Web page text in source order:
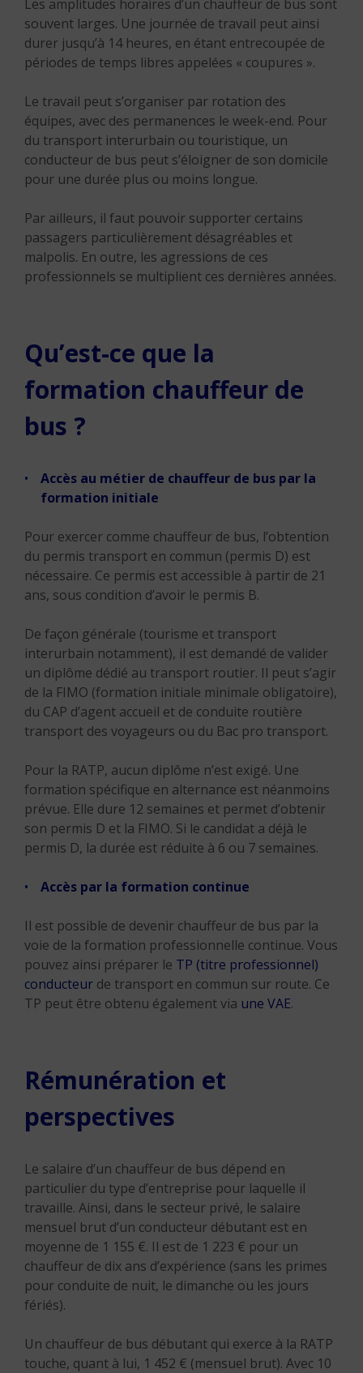
Les amplitudes horaires d’un chauffeur de bus sont
souvent larges. Une journée de travail peut ainsi
durer jusqu’à 14 heures, en étant entrecoupée de
périodes de temps libres appelées « coupures ».
Le travail peut s’organiser par rotation des
équipes, avec des permanences le week-end. Pour
du transport interurbain ou touristique, un
conducteur de bus peut s’éloigner de son domicile
pour une durée plus ou moins longue.
Par ailleurs, il faut pouvoir supporter certains
passagers particulièrement désagréables et
malpolis. En outre, les agressions de ces
professionnels se multiplient ces dernières années.
Qu’est-ce que la
formation chauffeur de
bus ?
Accès au métier de chauffeur de bus par la
formation initiale
Pour exercer comme chauffeur de bus, l’obtention
du permis transport en commun (permis D) est
nécessaire. Ce permis est accessible à partir de 21
ans, sous condition d’avoir le permis B.
De façon générale (tourisme et transport
interurbain notamment), il est demandé de valider
un diplôme dédié au transport routier. Il peut s’agir
de la FIMO (formation initiale minimale obligatoire),
du CAP d’agent accueil et de conduite routière
transport des voyageurs ou du Bac pro transport.
Pour la RATP, aucun diplôme n’est exigé. Une
formation spécifique en alternance est néanmoins
prévue. Elle dure 12 semaines et permet d’obtenir
son permis D et la FIMO. Si le candidat a déjà le
permis D, la durée est réduite à 6 ou 7 semaines.
Accès par la formation continue
Il est possible de devenir chauffeur de bus par la
voie de la formation professionnelle continue. Vous
pouvez ainsi préparer le TP (titre professionnel)
conducteur de transport en commun sur route. Ce
TP peut être obtenu également via une VAE.
Rémunération et
perspectives
Le salaire d’un chauffeur de bus dépend en
particulier du type d’entreprise pour laquelle il
travaille. Ainsi, dans le secteur privé, le salaire
mensuel brut d’un conducteur débutant est en
moyenne de 1 155 €. Il est de 1 223 € pour un
chauffeur de dix ans d’expérience (sans les primes
pour conduite de nuit, le dimanche ou les jours
fériés).
Un chauffeur de bus débutant qui exerce à la RATP
touche, quant à lui, 1 452 € (mensuel brut). Avec 10